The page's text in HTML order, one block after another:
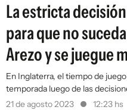
La estricta
para que no
Arezo y se juegue
En Inglaterra, el tiempo de
temporada luego de las
21 de agosto 2023
12:23 hs